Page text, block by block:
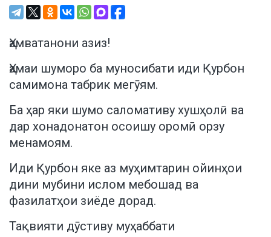
Ҳамватанони азиз!
Ҳамаи шуморо ба муносибати иди Қурбон
самимона табрик мегӯям.
Ба ҳар яки шумо саломативу хушҳолӣ ва
дар хонадонатон осоишу оромӣ орзу
менамоям.
Иди Қурбон яке аз муҳимтарин ойинҳои
дини мубини ислом мебошад ва
фазилатҳои зиёде дорад.
Тақвияти дӯстиву муҳаббати